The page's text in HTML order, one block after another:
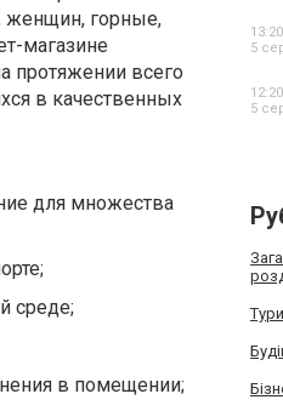
женщин, горные,
магазине
протяжении всего
в качественных
для множества
среде;
в помещении;
5
5